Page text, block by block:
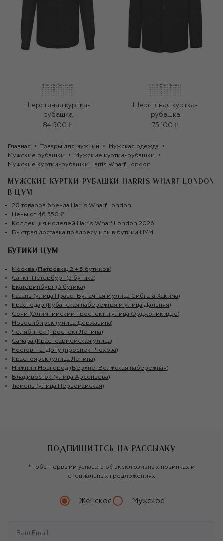
Шерстяная куртка-
рубашка
84 500 ₽
Шерстяная куртка-
рубашка
75 100 ₽
Главная Товары для мужчин
Мужская одежда
Мужские рубашки
Мужские куртки-рубашки
Мужские куртки-рубашки Harris Wharf London
МУЖСКИЕ КУРТКИ-РУБАШКИ HARRIS WHARF LONDON
В ЦУМ
20 товаров бренда Harris Wharf London
Цены от 46 550 ₽
Коллекция моделей Harris Wharf London 2026
Быстрая доставка по адресу или в бутики ЦУМ
БУТИКИ ЦУМ
Москва (Петровка, 2 + 5 бутиков)
Санкт-Петербург (3 бутика)
Екатеринбург (3 бутика)
Казань (улица Право-Булачная и улица Сибгата Хакима)
Краснодар (Кубанская набережная и улица Дальняя)
Сочи (Олимпийский проспект и улица Орджоникидзе)
Новосибирск (улица Державина)
Челябинск (проспект Ленина)
Самара (Красноармейская улица)
Ростов-на-Дону (проспект Чехова)
Красноярск (улица Ленина)
Нижний Новгород (Верхне-Волжская набережная)
Владивосток (улица Арсеньева)
Тюмень (улица Первомайская)
ПОДПИШИТЕСЬ НА РАССЫЛКУ
Чтобы первыми узнавать об эксклюзивных новинках и
специальных предложениях
Женское Мужское